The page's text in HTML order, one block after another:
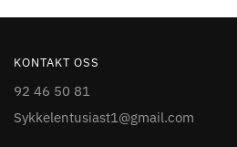
KONTAKT OSS
92 46 50 81
Sykkelentusiast1@gmail.com